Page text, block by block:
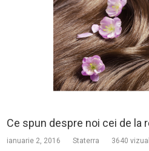
Ce spun despre noi cei de la
ianuarie 2, 2016 Staterra 3640